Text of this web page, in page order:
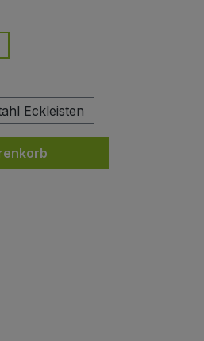
Eckleisten
Wert